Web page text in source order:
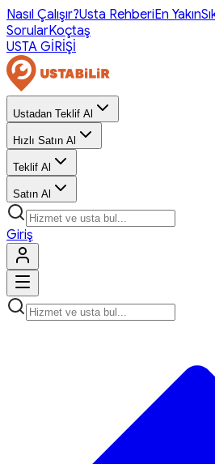
Nasıl Çalışır?Usta RehberiEn Yakın
SorularKoçtaş
USTA GİRİŞİ
Ustadan Teklif Al
Hızlı Satın Al
Teklif Al
Satın Al
Giriş